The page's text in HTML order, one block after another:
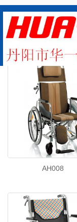
鋁款
AH008